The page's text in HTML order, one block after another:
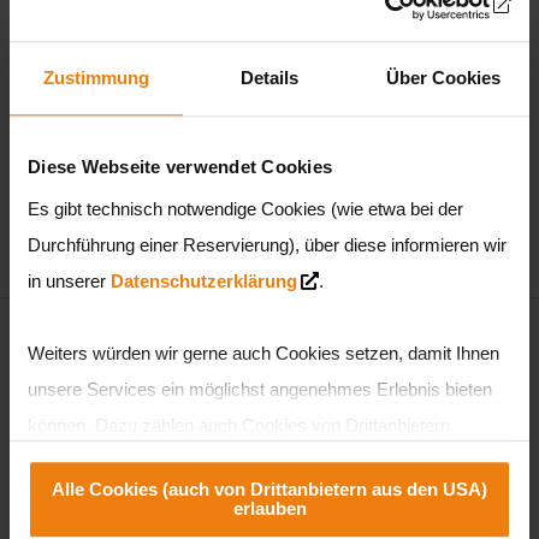
Zustimmung Details Über Cookies
Diese Webseite verwendet Cookies
Es gibt technisch notwendige Cookies (wie etwa bei der
Durchführung einer Reservierung), über diese informieren wir
in unserer Datenschutzerklärung .
Weiters würden wir gerne auch Cookies setzen, damit Ihnen
unsere Services ein möglichst angenehmes Erlebnis bieten
teilweise aus den USA. Sie können entweder alle Cookies
akzeptieren und diese in der Zukunft jederzeit widerrufen oder
der Verwendung von Cookies, die nicht technisch erforderlich
Alle Cookies (auch von Drittanbietern aus den USA)
erlauben
Süßes Lentikular-Lesezeichen mit zauberhaftem
Bunny Motive – ein fröhlicher Hingucker, der jedes Buch
zu etwas Besonderem macht. Größe 18x6 cm
› Geschäftsbedingungen